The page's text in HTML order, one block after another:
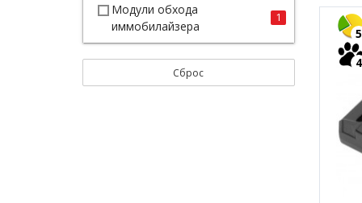
Модули обхода
иммобилайзера
1
Сброс
5
4